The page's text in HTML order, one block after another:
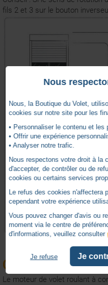
fils 2 et 3 sur le bouton
Comment
Le moteur de volet roulant à
Nous
Nous, la Boutique du Volet,
cookies sur notre site pour les
• Personnaliser le contenu et les
• Offrir une expérience
• Analyser notre trafic.
Nous respectons votre droit à la
d'accepter, de contrôler ou de
cookies ou certains services
Le refus des cookies n'affectera
cependant votre expérience
Vous pouvez changer d'avis ou
moment via le centre de
d'informations, veuillez consulter
Je refuse Je